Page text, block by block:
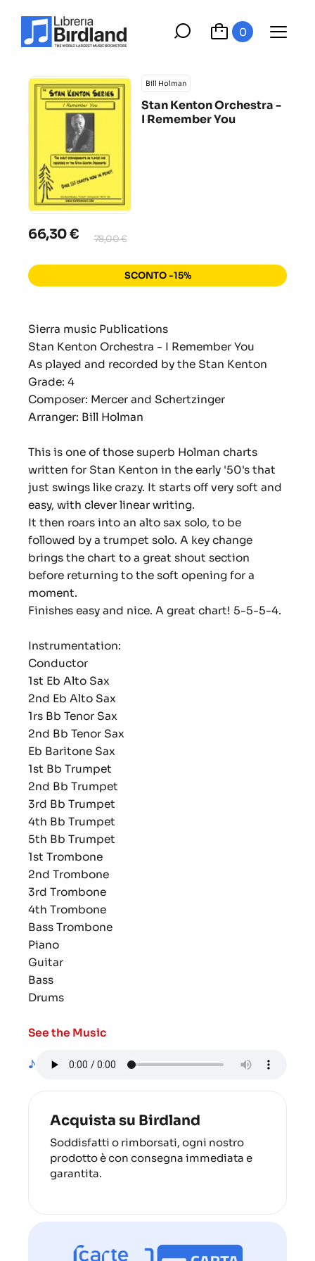
0
Bill Holman
Stan Kenton Orchestra -
I Remember You
66,30 € 78,00 €
SCONTO -15%
Sierra music Publications
Stan Kenton Orchestra - I Remember You
As played and recorded by the Stan Kenton
Grade: 4
Composer: Mercer and Schertzinger
Arranger: Bill Holman
This is one of those superb Holman charts
written for Stan Kenton in the early '50's that
just swings like crazy. It starts off very soft and
easy, with clever linear writing.
It then roars into an alto sax solo, to be
followed by a trumpet solo. A key change
brings the chart to a great shout section
before returning to the soft opening for a
moment.
Finishes easy and nice. A great chart! 5-5-5-4.
Instrumentation:
Conductor
1st Eb Alto Sax
2nd Eb Alto Sax
1rs Bb Tenor Sax
2nd Bb Tenor Sax
Eb Baritone Sax
1st Bb Trumpet
2nd Bb Trumpet
3rd Bb Trumpet
4th Bb Trumpet
5th Bb Trumpet
1st Trombone
2nd Trombone
3rd Trombone
4th Trombone
Bass Trombone
Piano
Guitar
Bass
Drums
See the Music
♪
Acquista su Birdland
Soddisfatti o rimborsati, ogni nostro
prodotto è con consegna immediata e
garantita.